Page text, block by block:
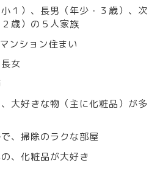
１）、長男（年少・３歳）、次
歳）の５人家族
ンション住まい
女
大好きな物（主に化粧品）が多
、掃除のラクな部屋
、化粧品が大好き